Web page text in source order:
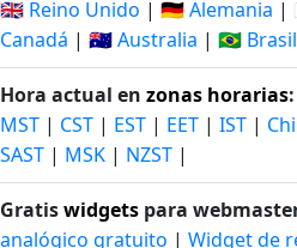
🇬🇧 Reino Unido | 🇩🇪 Alemania |
Canadá | 🇦🇺 Australia | 🇧🇷 Brasil
Hora actual en zonas horarias:
MST | CST | EST | EET | IST |
SAST | MSK | NZST |
Gratiswidgets para
analógico gratuito | Widget de